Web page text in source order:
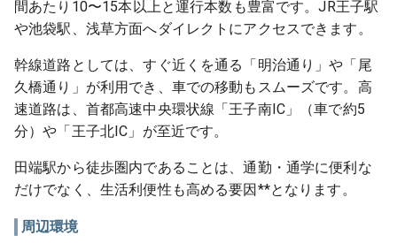
間あたり10〜15本以上と運行本数も豊富です。JR王子駅
や池袋駅、浅草方面へダイレクトにアクセスできます。
幹線道路としては、すぐ近くを通る「明治通り」や「尾
久橋通り」が利用でき、車での移動もスムーズです。高
速道路は、首都高速中央環状線「王子南IC」（車で約5
分）や「王子北IC」が至近です。
田端駅から徒歩圏内であることは、通勤・通学に便利な
だけでなく、生活利便性も高める要因**となります。
周辺環境